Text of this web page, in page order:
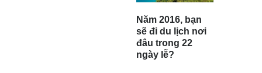
Năm 2016, bạn
sẽ đi du lịch nơi
đâu trong 22
ngày lễ?